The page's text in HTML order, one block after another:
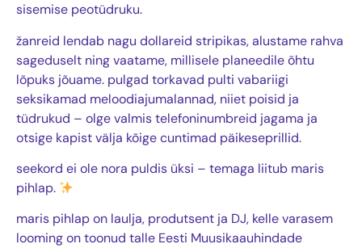
sisemise peotüdruku.
žanreid lendab nagu dollareid stripikas, alustame rahva
sageduselt ning vaatame, millisele planeedile õhtu
lõpuks jõuame. pulgad torkavad pulti vabariigi
seksikamad meloodiajumalannad, niiet poisid ja
tüdrukud – olge valmis telefoninumbreid jagama ja
otsige kapist välja kõige cuntimad päikeseprillid.
seekord ei ole nora puldis üksi – temaga liitub maris
pihlap.
maris pihlap on laulja, produtsent ja DJ, kelle varasem
looming on toonud talle Eesti Muusikaauhindade